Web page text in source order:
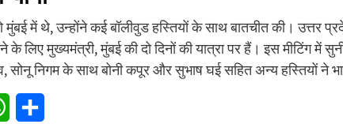
मुंबई में थे, उन्होंने कई बॉलीवुड हस्तियों के साथ बातचीत की।
के लिए मुख्यमंत्री, मुंबई की दो दिनों की यात्रा पर हैं। इस मीटिंग में
सोनू निगम के साथ बोनी कपूर और सुभाष घई सहित अन्य हस्तियों ने
WhatsApp